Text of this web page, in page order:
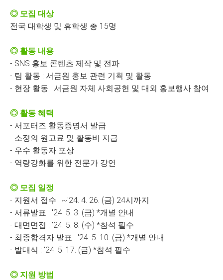
◎ 모집 대상
전국 대학생 및 휴학생 총 15명
◎ 활동 내용
- SNS 홍보 콘텐츠 제작 및 전파
- 팀 활동 : 서금원 홍보 관련 기획 및 활동
- 현장 활동 : 서금원 자체 사회공헌 및 대외 홍보행사 참여
◎ 활동 혜택
- 서포터즈 활동증명서 발급
- 소정의 원고료 및 활동비 지급
- 우수 활동자 포상
- 역량강화를 위한 전문가 강연
◎ 모집 일정
- 지원서 접수 : ~'24. 4. 26. (금) 24시까지
- 서류발표 : '24. 5. 3. (금) *개별 안내
- 대면면접 : '24. 5. 8. (수) *참석 필수
- 최종합격자 발표 : '24. 5. 10. (금) *개별 안내
- 발대식 : '24. 5. 17. (금) *참석 필수
◎ 지원 방법